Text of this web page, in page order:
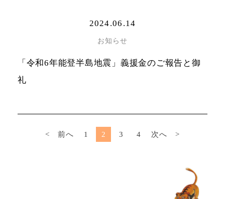
2024.06.14
お知らせ
「令和6年能登半島地震」義援金のご報告と御
礼
< 前へ 1 2 3 4 次へ >